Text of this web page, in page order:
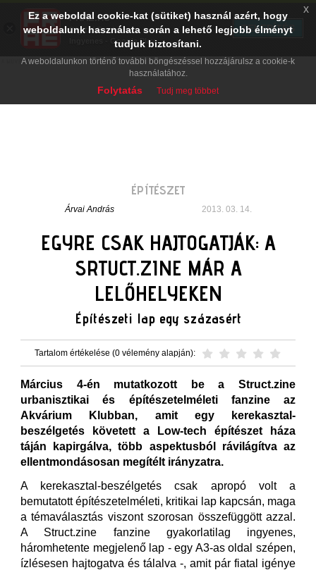
ÉPÍTÉSZET
Árvai András 2013. 03. 14.
EGYRE CSAK HAJTOGATJÁK: A
SRTUCT.ZINE MÁR A
LELŐHELYEKEN
Építészeti lap egy százasért
Tartalom értékelése (0 vélemény alapján):
Március 4-én mutatkozott be a Struct.zine
urbanisztikai és építészetelméleti fanzine az
Akvárium Klubban, amit egy kerekasztal-
beszélgetés követett a Low-tech építészet háza
táján kapirgálva, több aspektusból rávilágítva az
ellentmondásosan megítélt irányzatra.
A kerekasztal-beszélgetés csak apropó volt a
bemutatott építészetelméleti, kritikai lap kapcsán, maga
a témaválasztás viszont szorosan összefüggött azzal.
A Struct.zine fanzine gyakorlatilag ingyenes,
háromhetente megjelenő lap - egy A3-as oldal szépen,
ízlésesen hajtogatva és tálalva -, amit pár fiatal igénye
Ez a weboldal cookie-kat (sütiket) használ azért, hogy
weboldalunk használata során a lehető legjobb élményt
tudjuk biztosítani.
A weboldalunkon történő további böngészéssel hozzájárulsz a cookie-k
használatához.
Folytatás Tudj meg többet
x
PRAE.HU
Digital Evolution
Ingyenes - Google Play
TELEPÍTÉS